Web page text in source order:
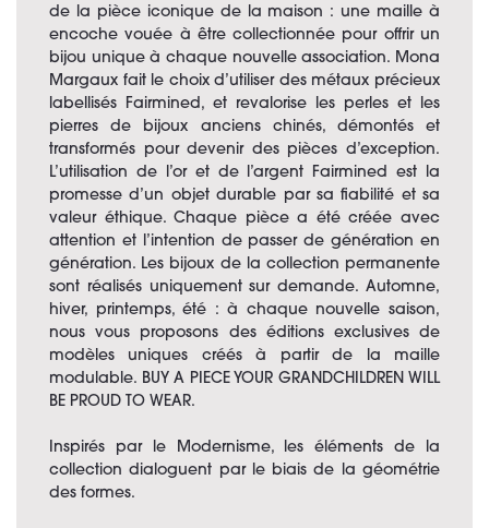
de la pièce iconique de la maison : une maille à
encoche vouée à être collectionnée pour offrir un
bijou unique à chaque nouvelle association. Mona
Margaux fait le choix d’utiliser des métaux précieux
labellisés Fairmined, et revalorise les perles et les
pierres de bijoux anciens chinés, démontés et
transformés pour devenir des pièces d’exception.
L’utilisation de l’or et de l’argent Fairmined est la
promesse d’un objet durable par sa fiabilité et sa
valeur éthique. Chaque pièce a été créée avec
attention et l’intention de passer de génération en
génération. Les bijoux de la collection permanente
sont réalisés uniquement sur demande. Automne,
hiver, printemps, été : à chaque nouvelle saison,
nous vous proposons des éditions exclusives de
modèles uniques créés à partir de la maille
modulable. BUY A PIECE YOUR GRANDCHILDREN WILL
BE PROUD TO WEAR.
Inspirés par le Modernisme, les éléments de la
collection dialoguent par le biais de la géométrie
des formes.